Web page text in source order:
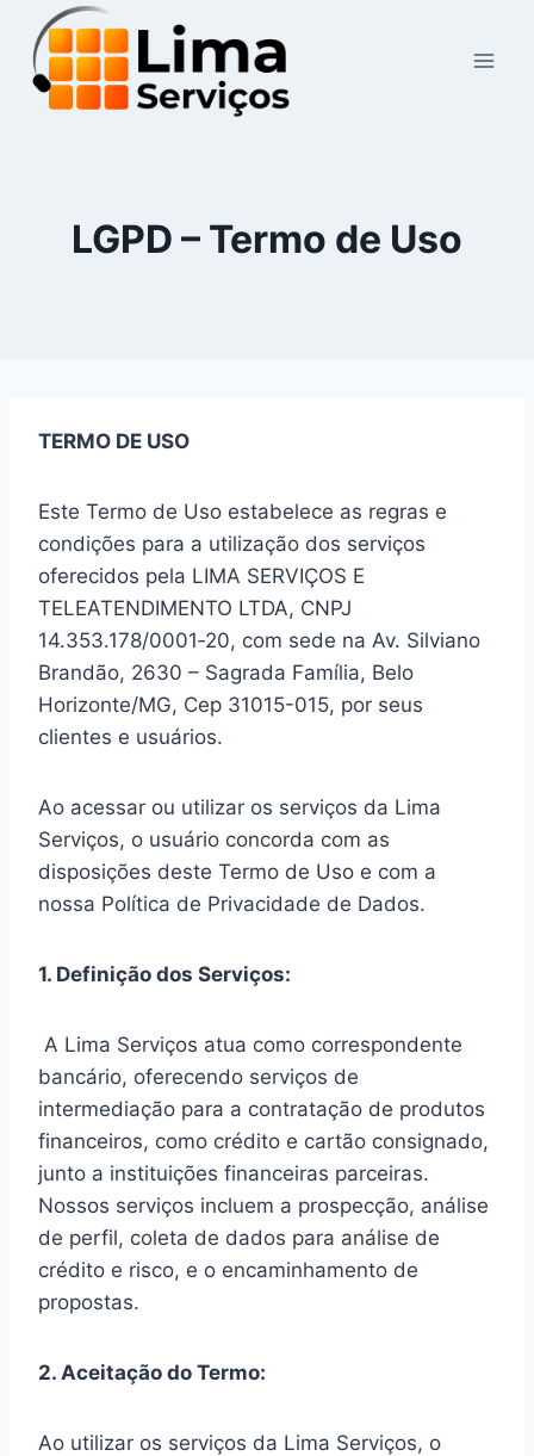
content
LGPD – Termo de Uso
TERMO DE USO
Este Termo de Uso estabelece as regras e
condições para a utilização dos serviços
oferecidos pela LIMA SERVIÇOS E
TELEATENDIMENTO LTDA, CNPJ
14.353.178/0001‑20, com sede na Av. Silviano
Brandão, 2630 – Sagrada Família, Belo
Horizonte/MG, Cep 31015-015, por seus
clientes e usuários.
Ao acessar ou utilizar os serviços da Lima
Serviços, o usuário concorda com as
disposições deste Termo de Uso e com a
nossa Política de Privacidade de Dados.
1. Definição dos Serviços:
A Lima Serviços atua como correspondente
bancário, oferecendo serviços de
intermediação para a contratação de produtos
financeiros, como crédito e cartão consignado,
junto a instituições financeiras parceiras.
Nossos serviços incluem a prospecção, análise
de perfil, coleta de dados para análise de
crédito e risco, e o encaminhamento de
propostas.
2. Aceitação do Termo:
Ao utilizar os serviços da Lima Serviços, o